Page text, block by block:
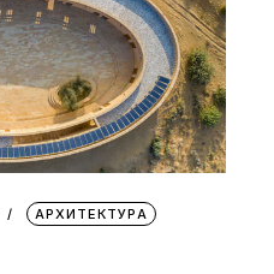
АРХИТЕКТУРА